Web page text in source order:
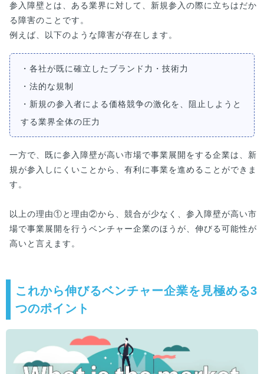
参入障壁とは、ある業界に対して、新規参入の際に立ちはだか
る障害のことです。
例えば、以下のような障害が存在します。
・各社が既に確立したブランド力・技術力
・法的な規制
・新規の参入者による価格競争の激化を、阻止しようと
する業界全体の圧力
一方で、既に参入障壁が高い市場で事業展開をする企業は、新
規が参入しにくいことから、有利に事業を進めることができま
す。
以上の理由①と理由②から、競合が少なく、参入障壁が高い市
場で事業展開を行うベンチャー企業のほうが、伸びる可能性が
高いと言えます。
これから伸びるベンチャー企業を見極める3
つのポイント